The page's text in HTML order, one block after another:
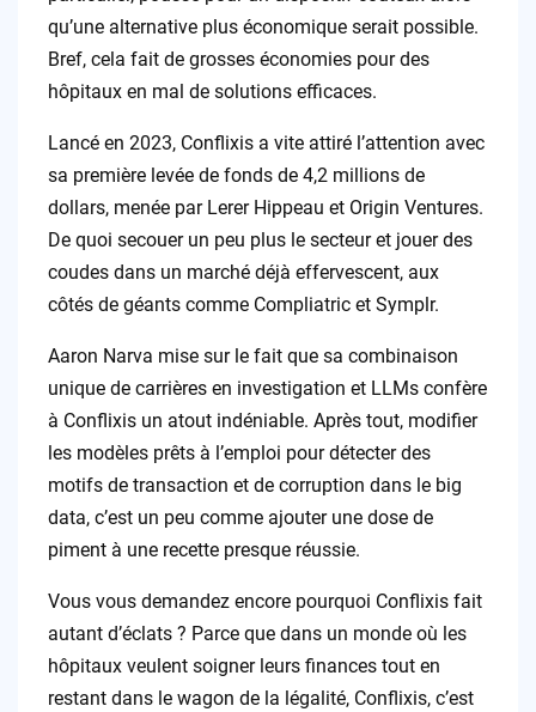
qu’une alternative plus économique serait possible.
Bref, cela fait de grosses économies pour des
hôpitaux en mal de solutions efficaces.
Lancé en 2023, Conflixis a vite attiré l’attention avec
sa première levée de fonds de 4,2 millions de
dollars, menée par Lerer Hippeau et Origin Ventures.
De quoi secouer un peu plus le secteur et jouer des
coudes dans un marché déjà effervescent, aux
côtés de géants comme Compliatric et Symplr.
Aaron Narva mise sur le fait que sa combinaison
unique de carrières en investigation et LLMs confère
à Conflixis un atout indéniable. Après tout, modifier
les modèles prêts à l’emploi pour détecter des
motifs de transaction et de corruption dans le big
data, c’est un peu comme ajouter une dose de
piment à une recette presque réussie.
Vous vous demandez encore pourquoi Conflixis fait
autant d’éclats ? Parce que dans un monde où les
hôpitaux veulent soigner leurs finances tout en
restant dans le wagon de la légalité, Conflixis, c’est